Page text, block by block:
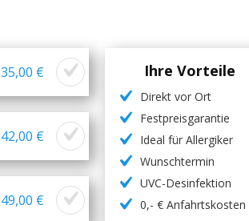
35,00 €
42,00 €
49,00 €
Ihre Vorteile
Direkt vor Ort
Festpreisgarantie
Ideal für Allergiker
Wunschtermin
UVC-Desinfektion
0,- € Anfahrtskosten